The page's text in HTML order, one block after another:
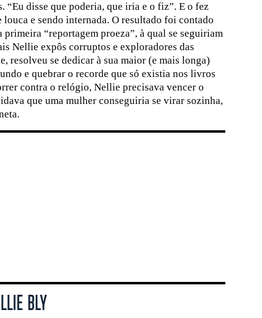
“Eu disse que poderia, que iria e o fiz”. E o fez
e sendo internada. O resultado foi contado
primeira “reportagem proeza”, à qual se seguiriam
Nellie expôs corruptos e exploradores das
resolveu se dedicar à sua maior (e mais longa)
e quebrar o recorde que só existia nos livros
contra o relógio, Nellie precisava vencer o
que uma mulher conseguiria se virar sozinha,
BLY